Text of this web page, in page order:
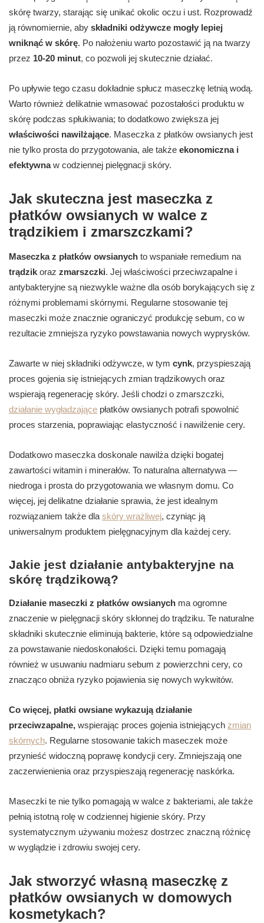
skórę twarzy, starając się unikać okolic oczu i ust. Rozprowadź
ją równomiernie, aby składniki odżywcze mogły lepiej
wniknąć w skórę. Po nałożeniu warto pozostawić ją na twarzy
przez 10-20 minut, co pozwoli jej skutecznie działać.
Po upływie tego czasu dokładnie spłucz maseczkę letnią wodą.
Warto również delikatnie wmasować pozostałości produktu w
skórę podczas spłukiwania; to dodatkowo zwiększa jej
właściwości nawilżające. Maseczka z płatków owsianych jest
nie tylko prosta do przygotowania, ale także ekonomiczna i
efektywnaw codziennej pielęgnacji skóry.
Jak skuteczna jest maseczka z
płatków owsianych w walce z
trądzikiem i zmarszczkami?
Maseczka z płatków owsianych to wspaniałe remedium na
trądzik oraz zmarszczki. Jej właściwości przeciwzapalne i
antybakteryjne są niezwykle ważne dla osób borykających się z
różnymi problemami skórnymi. Regularne stosowanie tej
maseczki może znacznie ograniczyć produkcję sebum, co w
rezultacie zmniejsza ryzyko powstawania nowych wyprysków.
Zawarte w niej składniki odżywcze, w tym cynk, przyspieszają
proces gojenia się istniejących zmian trądzikowych oraz
wspierają regenerację skóry. Jeśli chodzi o zmarszczki,
działanie wygładzające płatków owsianych potrafi spowolnić
proces starzenia, poprawiając elastyczność i nawilżenie cery.
Dodatkowo maseczka doskonale nawilża dzięki bogatej
zawartości witamin i minerałów. To naturalna alternatywa —
niedroga i prosta do przygotowania we własnym domu. Co
więcej, jej delikatne działanie sprawia, że jest idealnym
rozwiązaniem także dla skóry wrażliwej, czyniąc ją
uniwersalnym produktem pielęgnacyjnym dla każdej cery.
Jakie jest działanie antybakteryjne na
skórę trądzikową?
Działanie maseczki z płatków owsianych ma ogromne
znaczenie w pielęgnacji skóry skłonnej do trądziku. Te naturalne
składniki skutecznie eliminują bakterie, które są odpowiedzialne
za powstawanie niedoskonałości. Dzięki temu pomagają
również w usuwaniu nadmiaru sebum z powierzchni cery, co
znacząco obniża ryzyko pojawienia się nowych wykwitów.
Co więcej, płatki owsiane wykazują działanie
przeciwzapalne, wspierając proces gojenia istniejących zmian
skórnych. Regularne stosowanie takich maseczek może
przynieść widoczną poprawę kondycji cery. Zmniejszają one
zaczerwienienia oraz przyspieszają regenerację naskórka.
Maseczki te nie tylko pomagają w walce z bakteriami, ale także
pełnią istotną rolę w codziennej higienie skóry. Przy
systematycznym używaniu możesz dostrzec znaczną różnicę
w wyglądzie i zdrowiu swojej cery.
Jak stworzyć własną maseczkę z
płatków owsianych w domowych
kosmetykach?